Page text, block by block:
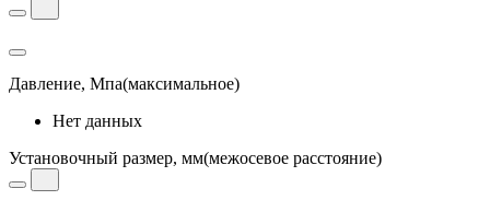
Давление, Мпа(максимальное)
Нет данных
Установочный размер, мм(межосевое расстояние)